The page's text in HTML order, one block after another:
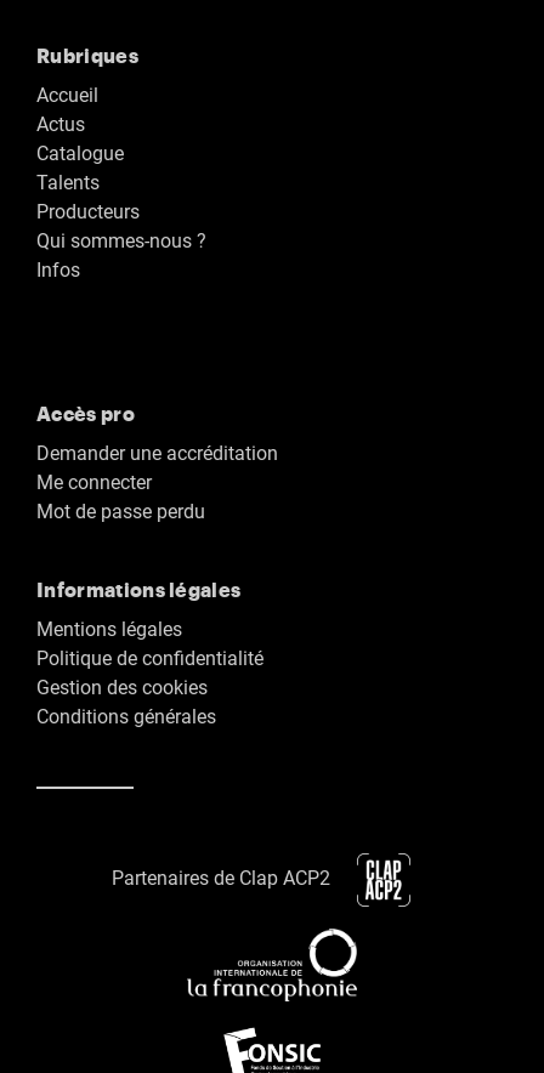
Rubriques
Accueil
Actus
Catalogue
Talents
Producteurs
Qui sommes-nous ?
Infos
Accès pro
Demander une accréditation
Me connecter
Mot de passe perdu
Informations légales
Mentions légales
Politique de confidentialité
Gestion des cookies
Conditions générales
Partenaires de Clap ACP2